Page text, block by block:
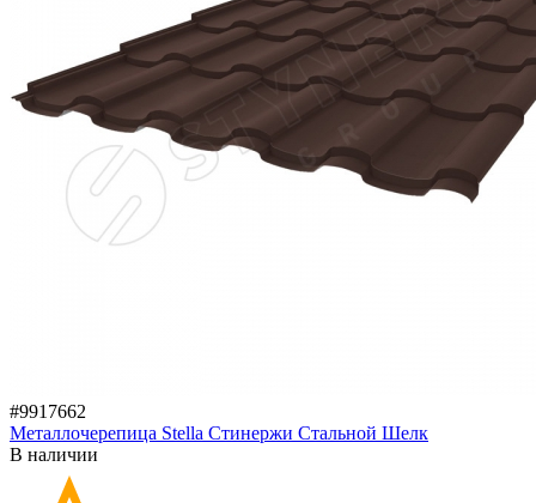
#9917662
Металлочерепица Stella Стинержи Стальной Шелк
В наличии